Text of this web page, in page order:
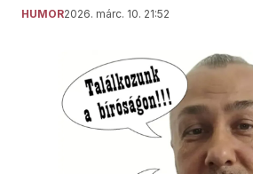
HUMOR2026. márc. 10. 21:52